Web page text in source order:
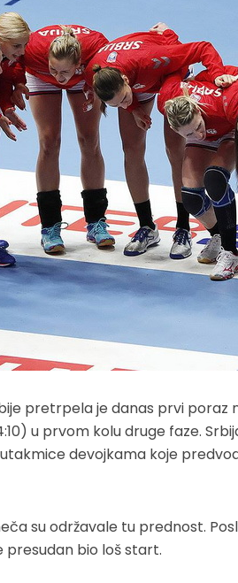
pretrpela je danas prvi poraz
u prvom kolu druge faze.
devojkama koje
su održavale tu prednost.
presudan bio loš start.